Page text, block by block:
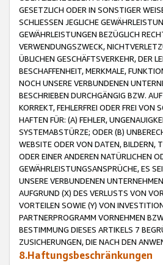
GESETZLICH ODER IN SONSTIGER
SCHLIESSEN JEGLICHE
GEWÄHRLEISTUNGEN BEZÜGLICH
VERWENDUNGSZWECK,
ÜBLICHEN GESCHÄFTSVERKEHR, DER
BESCHAFFENHEIT, MERKMALE,
NOCH UNSERE VERBUNDENEN
BESCHRIEBEN DURCHGÄNGIG BZW.
KORREKT, FEHLERFREI ODER FREI
HAFTEN FÜR: (A) FEHLER,
SYSTEMABSTÜRZE; ODER (B)
WEBSITE ODER VON DATEN, BILDERN,
ODER EINER ANDEREN NATÜRLICHEN
GEWÄHRLEISTUNGSANSPRÜCHE, ES
UNSERE VERBUNDENEN
AUFGRUND (X) DES VERLUSTS VON
VORTEILEN SOWIE (Y) VON
PARTNERPROGRAMM VORNEHMEN
BESTIMMUNG DIESES ARTIKELS 7
ZUSICHERUNGEN, DIE NACH DEN
8.Haftungsbeschränkungen